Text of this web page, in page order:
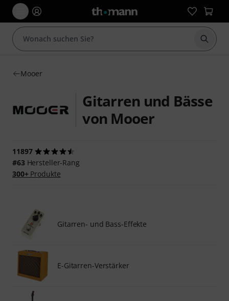
Suche
Mooer
Gitarren und Bässe
von Mooer
11897
#63Hersteller-Rang
300+Produkte
Gitarren- und Bass-Effekte
E-Gitarren-Verstärker